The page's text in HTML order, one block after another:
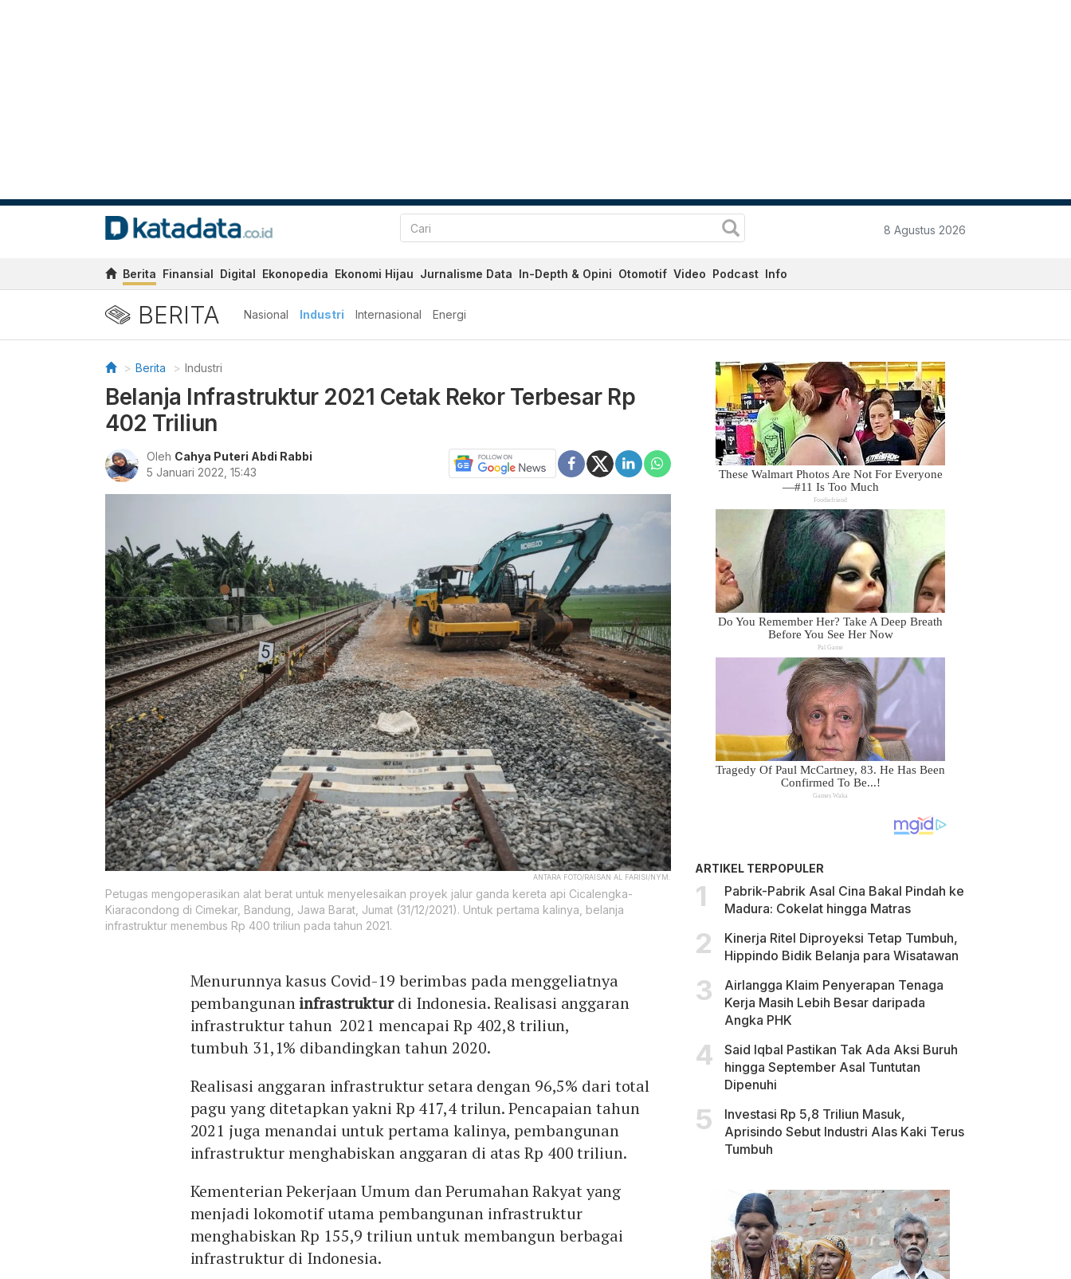
8 Agustus 2026
Berita Finansial Digital Ekonopedia Ekonomi Hijau Jurnalisme Data In-Depth & Opini Otomotif Video Podcast Info
BERITA Nasional Industri Internasional Energi
Berita Industri
Belanja Infrastruktur 2021 Cetak Rekor Terbesar Rp
402 Triliun
Oleh Cahya Puteri Abdi Rabbi
5 Januari 2022, 15:43
ANTARA FOTO/RAISAN AL FARISI/NYM.
Petugas mengoperasikan alat berat untuk menyelesaikan proyek jalur ganda kereta api Cicalengka-
Kiaracondong di Cimekar, Bandung, Jawa Barat, Jumat (31/12/2021). Untuk pertama kalinya, belanja
infrastruktur menembus Rp 400 triliun pada tahun 2021.
Menurunnya kasus Covid-19 berimbas pada menggeliatnya
pembangunaninfrastrukturdi Indonesia. Realisasi anggaran
infrastruktur tahun 2021 mencapai Rp 402,8 triliun,
tumbuh 31,1% dibandingkan tahun 2020.
Realisasi anggaran infrastruktur setara dengan 96,5% dari total
pagu yang ditetapkan yakni Rp 417,4 trilun. Pencapaian tahun
2021 juga menandai untuk pertama kalinya, pembangunan
infrastruktur menghabiskan anggaran di atas Rp 400 triliun.
Kementerian Pekerjaan Umum dan Perumahan Rakyat yang
menjadi lokomotif utama pembangunan infrastruktur
menghabiskan Rp 155,9 triliun untuk membangun berbagai
infrastruktur di Indonesia.
ARTIKEL TERPOPULER
Pabrik-Pabrik Asal Cina Bakal Pindah ke
Madura: Cokelat hingga Matras
Kinerja Ritel Diproyeksi Tetap Tumbuh,
Hippindo Bidik Belanja para Wisatawan
Airlangga Klaim Penyerapan Tenaga
Kerja Masih Lebih Besar daripada
Angka PHK
Said Iqbal Pastikan Tak Ada Aksi Buruh
hingga September Asal Tuntutan
Dipenuhi
Investasi Rp 5,8 Triliun Masuk,
Aprisindo Sebut Industri Alas Kaki Terus
Tumbuh